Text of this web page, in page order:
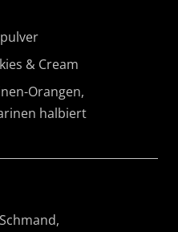
& Cream
Orangen,
halbiert